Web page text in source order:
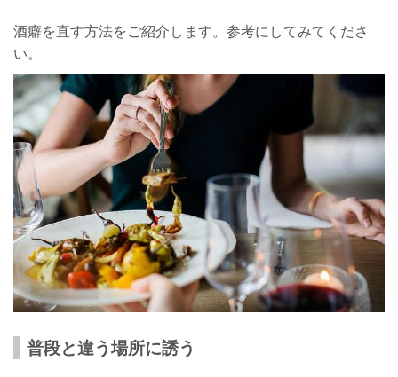
酒癖を直す方法をご紹介します。参考にしてみてくださ
い。
普段と違う場所に誘う